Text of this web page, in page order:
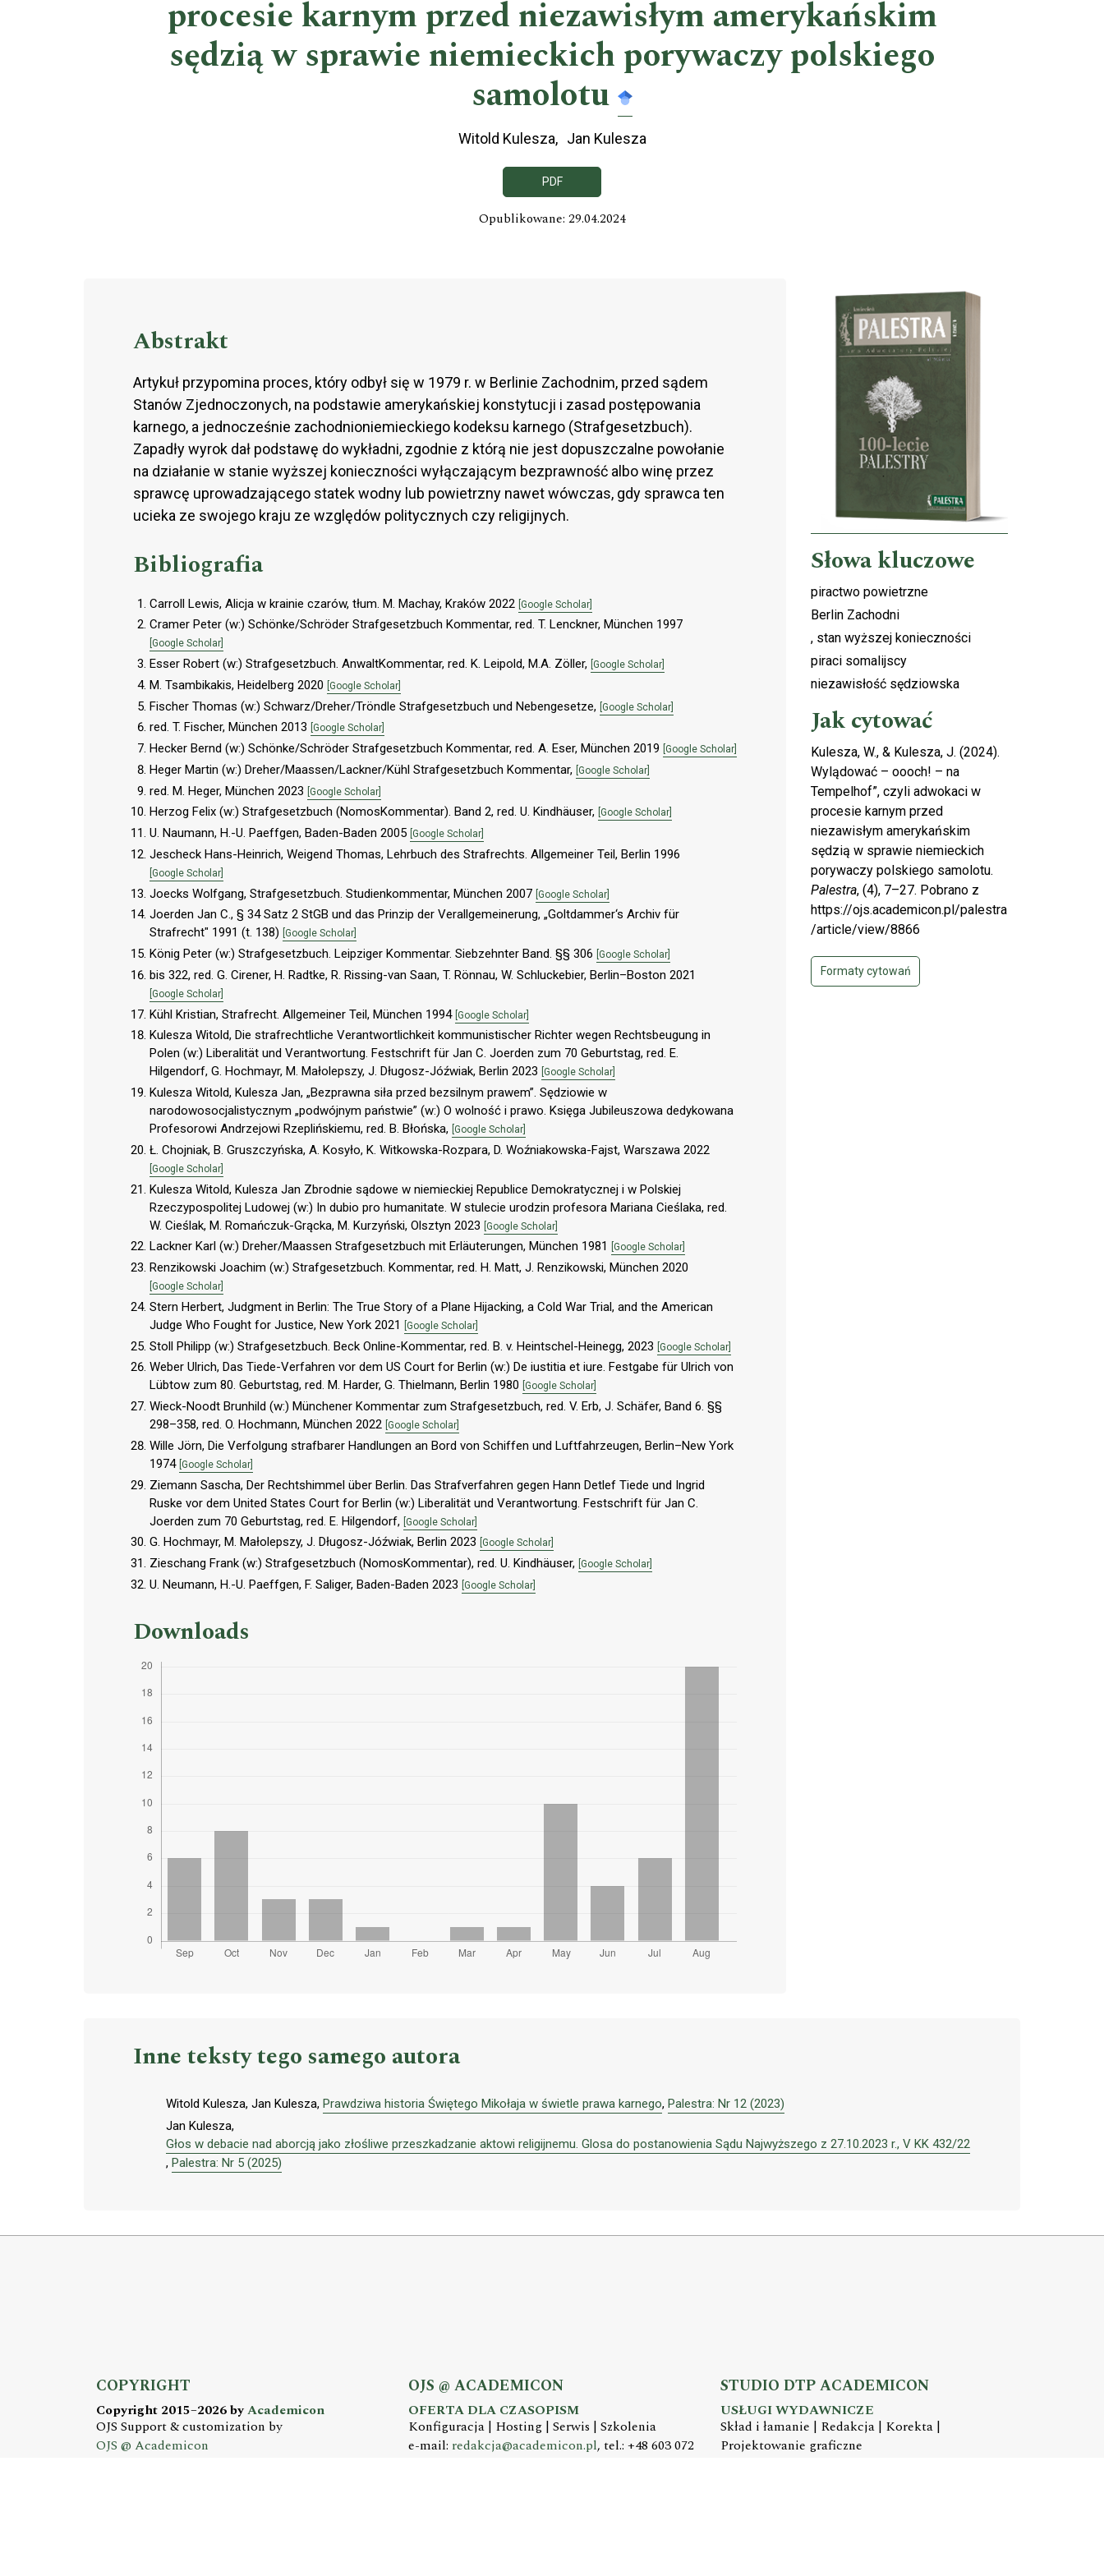
procesie karnym przed niezawisłym amerykańskim
sędzią w sprawie niemieckich porywaczy polskiego
samolotu
Witold Kulesza Jan Kulesza
PDF
Opublikowane: 29.04.2024
Abstrakt
Artykuł przypomina proces, który odbył się w 1979 r. w Berlinie Zachodnim, przed sądem
Stanów Zjednoczonych, na podstawie amerykańskiej konstytucji i zasad postępowania
karnego, a jednocześnie zachodnioniemieckiego kodeksu karnego (Strafgesetzbuch).
Zapadły wyrok dał podstawę do wykładni, zgodnie z którą nie jest dopuszczalne powołanie
na działanie w stanie wyższej konieczności wyłączającym bezprawność albo winę przez
sprawcę uprowadzającego statek wodny lub powietrzny nawet wówczas, gdy sprawca ten
ucieka ze swojego kraju ze względów politycznych czy religijnych.
Bibliografia
Carroll Lewis, Alicja w krainie czarów, tłum. M. Machay, Kraków 2022 [Google Scholar]
Cramer Peter (w:) Schönke/Schröder Strafgesetzbuch Kommentar, red. T. Lenckner, München 1997
[Google Scholar]
Esser Robert (w:) Strafgesetzbuch. AnwaltKommentar, red. K. Leipold, M.A. Zöller, [Google Scholar]
M. Tsambikakis, Heidelberg 2020 [Google Scholar]
Fischer Thomas (w:) Schwarz/Dreher/Tröndle Strafgesetzbuch und Nebengesetze, [Google Scholar]
red. T. Fischer, München 2013 [Google Scholar]
Hecker Bernd (w:) Schönke/Schröder Strafgesetzbuch Kommentar, red. A. Eser, München 2019 [Google Scholar]
Heger Martin (w:) Dreher/Maassen/Lackner/Kühl Strafgesetzbuch Kommentar, [Google Scholar]
red. M. Heger, München 2023 [Google Scholar]
Herzog Felix (w:) Strafgesetzbuch (NomosKommentar). Band 2, red. U. Kindhäuser, [Google Scholar]
U. Naumann, H.-U. Paeffgen, Baden-Baden 2005 [Google Scholar]
Jescheck Hans-Heinrich, Weigend Thomas, Lehrbuch des Strafrechts. Allgemeiner Teil, Berlin 1996
[Google Scholar]
Joecks Wolfgang, Strafgesetzbuch. Studienkommentar, München 2007 [Google Scholar]
Joerden Jan C., § 34 Satz 2 StGB und das Prinzip der Verallgemeinerung, „Goltdammer‘s Archiv für
Strafrecht" 1991 (t. 138) [Google Scholar]
König Peter (w:) Strafgesetzbuch. Leipziger Kommentar. Siebzehnter Band. §§ 306 [Google Scholar]
bis 322, red. G. Cirener, H. Radtke, R. Rissing-van Saan, T. Rönnau, W. Schluckebier, Berlin–Boston 2021
[Google Scholar]
Kühl Kristian, Strafrecht. Allgemeiner Teil, München 1994 [Google Scholar]
Kulesza Witold, Die strafrechtliche Verantwortlichkeit kommunistischer Richter wegen Rechtsbeugung in
Polen (w:) Liberalität und Verantwortung. Festschrift für Jan C. Joerden zum 70 Geburtstag, red. E.
Hilgendorf, G. Hochmayr, M. Małolepszy, J. Długosz-Jóźwiak, Berlin 2023 [Google Scholar]
Kulesza Witold, Kulesza Jan, „Bezprawna siła przed bezsilnym prawem”. Sędziowie w
narodowosocjalistycznym „podwójnym państwie” (w:) O wolność i prawo. Księga Jubileuszowa dedykowana
Profesorowi Andrzejowi Rzeplińskiemu, red. B. Błońska, [Google Scholar]
Ł. Chojniak, B. Gruszczyńska, A. Kosyło, K. Witkowska-Rozpara, D. Woźniakowska-Fajst, Warszawa 2022
[Google Scholar]
Kulesza Witold, Kulesza Jan Zbrodnie sądowe w niemieckiej Republice Demokratycznej i w Polskiej
Rzeczypospolitej Ludowej (w:) In dubio pro humanitate. W stulecie urodzin profesora Mariana Cieślaka, red.
W. Cieślak, M. Romańczuk-Grącka, M. Kurzyński, Olsztyn 2023 [Google Scholar]
Lackner Karl (w:) Dreher/Maassen Strafgesetzbuch mit Erläuterungen, München 1981 [Google Scholar]
Renzikowski Joachim (w:) Strafgesetzbuch. Kommentar, red. H. Matt, J. Renzikowski, München 2020
[Google Scholar]
Stern Herbert, Judgment in Berlin: The True Story of a Plane Hijacking, a Cold War Trial, and the American
Judge Who Fought for Justice, New York 2021
[Google Scholar]
Stoll Philipp (w:) Strafgesetzbuch. Beck Online-Kommentar, red. B. v. Heintschel-Heinegg, 2023 [Google Scholar]
Weber Ulrich, Das Tiede-Verfahren vor dem US Court for Berlin (w:) De iustitia et iure. Festgabe für Ulrich von
Lübtow zum 80. Geburtstag, red. M. Harder, G. Thielmann, Berlin 1980 [Google Scholar]
Wieck-Noodt Brunhild (w:) Münchener Kommentar zum Strafgesetzbuch, red. V. Erb, J. Schäfer, Band 6. §§
298–358, red. O. Hochmann, München 2022 [Google Scholar]
Wille Jörn, Die Verfolgung strafbarer Handlungen an Bord von Schiffen und Luftfahrzeugen, Berlin–New York
1974 [Google Scholar]
Ziemann Sascha, Der Rechtshimmel über Berlin. Das Strafverfahren gegen Hann Detlef Tiede und Ingrid
Ruske vor dem United States Court for Berlin (w:) Liberalität und Verantwortung. Festschrift für Jan C.
Joerden zum 70 Geburtstag, red. E. Hilgendorf, [Google Scholar]
G. Hochmayr, M. Małolepszy, J. Długosz-Jóźwiak, Berlin 2023 [Google Scholar]
Zieschang Frank (w:) Strafgesetzbuch (NomosKommentar), red. U. Kindhäuser, [Google Scholar]
U. Neumann, H.-U. Paeffgen, F. Saliger, Baden-Baden 2023 [Google Scholar]
Downloads
Cover image
Słowa kluczowe
piractwo powietrzne
Berlin Zachodni
, stan wyższej konieczności
piraci somalijscy
niezawisłość sędziowska
Jak cytować
Kulesza, W., & Kulesza, J. (2024).
Wylądować – oooch! – na
Tempelhof”, czyli adwokaci w
procesie karnym przed
niezawisłym amerykańskim
sędzią w sprawie niemieckich
porywaczy polskiego samolotu.
Palestra, (4), 7–27. Pobrano z
https://ojs.academicon.pl/palestra
/article/view/8866
Formaty cytowań
Inne teksty tego samego autora
Witold Kulesza, Jan Kulesza, Prawdziwa historia Świętego Mikołaja w świetle prawa karnego, Palestra: Nr 12 (2023)
Jan Kulesza,
Głos w debacie nad aborcją jako złośliwe przeszkadzanie aktowi religijnemu. Glosa do postanowienia Sądu Najwyższego z 27.10.2023 r., V KK 432/22
, Palestra: Nr 5 (2025)
COPYRIGHT
Copyright 2015–2026 byAcademicon
OJS Support & customization by
OJS @ Academicon
OJS @ ACADEMICON
OFERTA DLA CZASOPISM
Konfiguracja | Hosting | Serwis | Szkolenia
e-mail: redakcja@academicon.pl, tel.: +48 603 072
STUDIO DTP ACADEMICON
USŁUGI WYDAWNICZE
Skład i łamanie | Redakcja | Korekta |
Projektowanie graficzne